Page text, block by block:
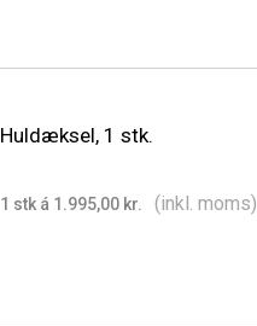
Huldæksel, 1 stk.
1 stk á 1.995,00 kr. (inkl. moms)